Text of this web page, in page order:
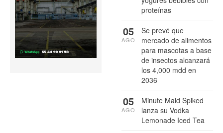
proteínas
Se prevé que
mercado de alimentos
para mascotas a base
de insectos alcanzará
los 4,000 mdd en
2036
05
AGO
Minute Maid Spiked
lanza su Vodka
Lemonade Iced Tea
05
AGO